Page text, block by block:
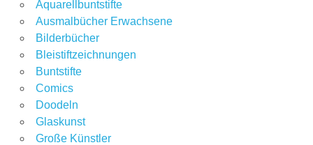
Aquarellbuntstifte
Ausmalbücher Erwachsene
Bilderbücher
Bleistiftzeichnungen
Buntstifte
Comics
Doodeln
Glaskunst
Große Künstler